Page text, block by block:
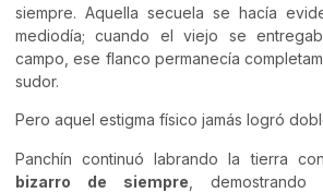
siempre. Aquella secuela se hacía
mediodía; cuando el viejo se
campo, ese flanco permanecía
sudor.
Pero aquel estigma físico jamás logró
Panchín continuó labrando la tierra
bizarro de siempre ,